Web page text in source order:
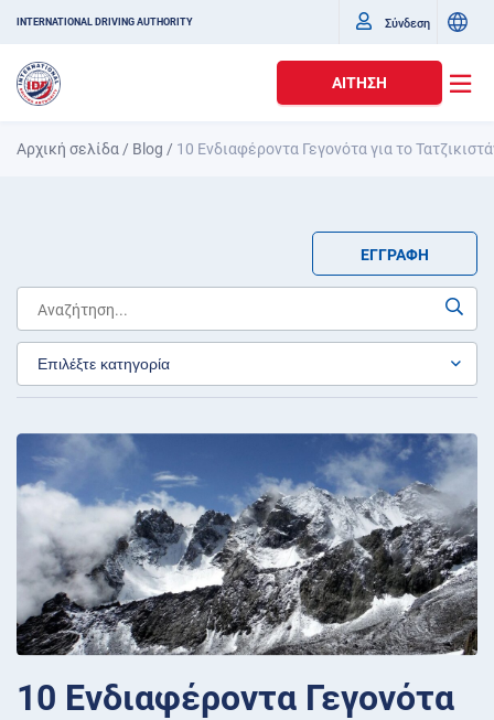
INTERNATIONAL DRIVING AUTHORITY Σύνδεση
ΑΊΤΗΣΗ
Αρχική σελίδα / Blog / 10 Ενδιαφέροντα Γεγονότα για το
ΕΓΓΡΑΦΉ
10 Ενδιαφέροντα Γεγονότα